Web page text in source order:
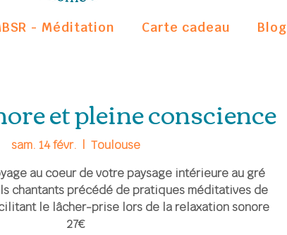
- Méditation Carte cadeau Blog
et pleine conscience
sam. 14 févr.
  |
Toulouse
au coeur de votre paysage intérieure au gré
chantants précédé de pratiques méditatives de
le lâcher-prise lors de la relaxation sonore
27€